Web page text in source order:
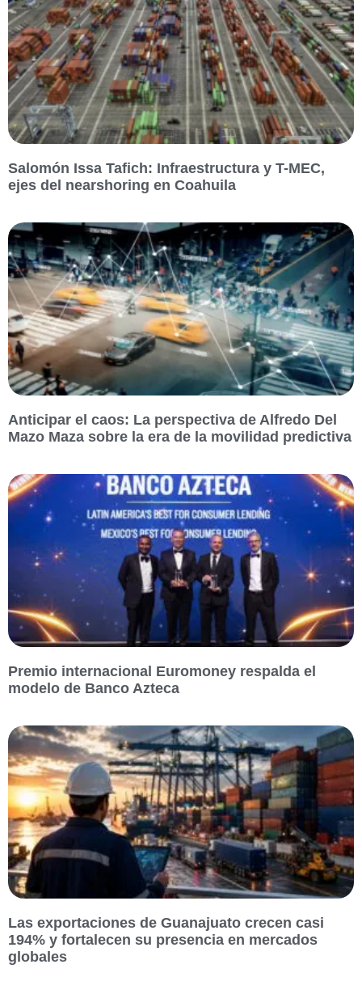
Salomón Issa Tafich: Infraestructura y T-MEC,
ejes del nearshoring en Coahuila
Anticipar el caos: La perspectiva de Alfredo Del
Mazo Maza sobre la era de la movilidad predictiva
Premio internacional Euromoney respalda el
modelo de Banco Azteca
Las exportaciones de Guanajuato crecen casi
194% y fortalecen su presencia en mercados
globales